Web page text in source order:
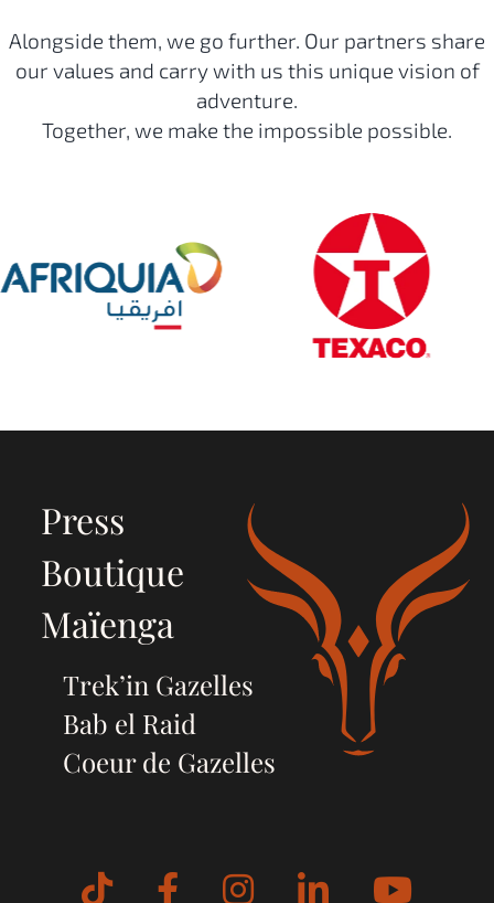
Alongside them, we go further. Our partners share
our values and carry with us this unique vision of
adventure.
Together, we make the impossible possible.
Press
Boutique
Maïenga
Trek’in Gazelles
Bab el Raid
Coeur de Gazelles
Tiktok FacebookInstagram
LinkedIn